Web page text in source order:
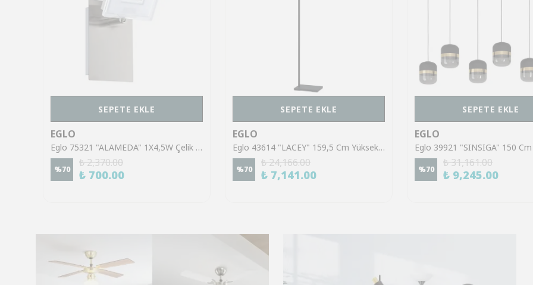
SEPETE EKLE
EGLO
Eglo 75321 "ALAMEDA" 1X4,5W Çelik Nikel Mat Sıva Üstü Spot
%70
₺ 2,370.00
₺ 700.00
SEPETE EKLE
EGLO
Eglo 43614 "LACEY" 159,5 Cm Yüksekliğinde Çelik, Ahşap Köşe Lambası Lambader
%70
₺ 24,166.00
₺ 7,141.00
SEPETE EKLE
EGLO
%70
₺ 31,161.00
₺ 9,245.00